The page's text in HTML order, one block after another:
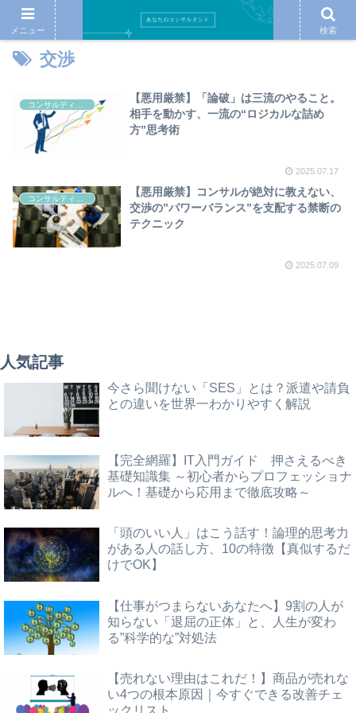
交渉
【悪用厳禁】「論破」は三流のやること。
相手を動かす、一流の“ロジカルな詰め
方”思考術
2025.07.17
【悪用厳禁】コンサルが絶対に教えない、
交渉の”パワーバランス”を支配する禁断の
テクニック
2025.07.09
人気記事
今さら聞けない「SES」とは？派遣や請負
との違いを世界一わかりやすく解説
【完全網羅】IT入門ガイド 押さえるべき
基礎知識集 ～初心者からプロフェッショナ
ルへ！基礎から応用まで徹底攻略～
「頭のいい人」はこう話す！論理的思考力
がある人の話し方、10の特徴【真似するだ
けでOK】
【仕事がつまらないあなたへ】9割の人が
知らない「退屈の正体」と、人生が変わ
る”科学的な”対処法
【売れない理由はこれだ！】商品が売れな
い4つの根本原因｜今すぐできる改善チェ
ックリスト
メニュー 検索